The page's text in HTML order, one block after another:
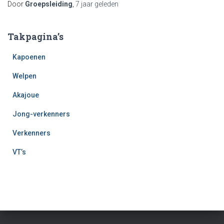
Door Groepsleiding 7 jaar geleden
Takpagina’s
Kapoenen
Welpen
Akajoue
Jong-verkenners
Verkenners
VT’s